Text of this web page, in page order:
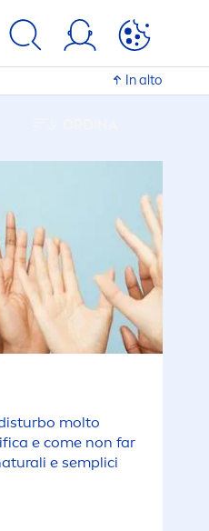
In alto
molto
e come non far
i e semplici